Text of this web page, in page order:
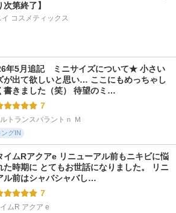
次第終了】
イ コスメティックス
年5月追記　ミニサイズについて★ 小さい
が出て欲しいと思い… ここにもめっちゃし
書きました（笑） 待望のミ…
7
トランスパラントｎ Ｍ
グIN
イムRアクアe リニューアル前もニキビに悩
た時期に とてもお世話になりました。 リニ
ル前はシャバシャバし…
7
ムR アクア e